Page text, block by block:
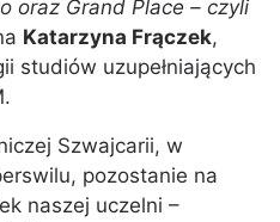
oraz Grand Place – czyli
Katarzyna Frączek,
studiów uzupełniających
Szwajcarii, w
pozostanie na
naszej uczelni –